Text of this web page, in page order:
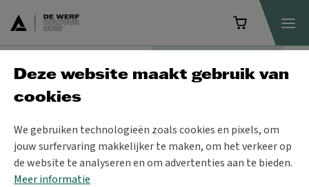
Programma
Deze website maakt gebruik van
cookies
We gebruiken technologieën zoals cookies en pixels, om
jouw surfervaring makkelijker te maken, om het verkeer op
de website te analyseren en om advertenties aan te bieden.
Meer informatie